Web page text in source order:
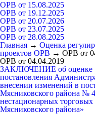
ОРВ от 15.08.2025
ОРВ от 19.12.2025
ОРВ от 20.07.2026
ОРВ от 23.07.2025
ОРВ от 28.08.2025
Главная → Оценка
проектов ОРВ → ОРВ от
ОРВ от 04.04.2019
ЗАКЛЮЧЕНИЕ об оценке
постановления
внесении изменений в
Мясниковского района №
нестационарных торговых
Мясниковского района»